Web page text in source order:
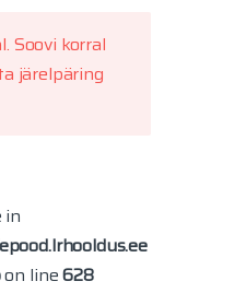
Soovi korral
järelpäring
in
on line628